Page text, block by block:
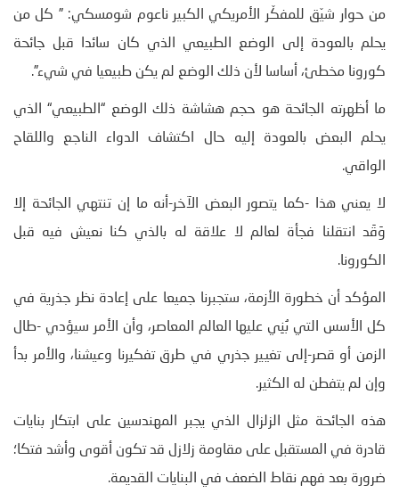
من حوار شيّق للمفكّر الأمريكي الكبير ناعوم شومسكي: ” كل من
يحلم بالعودة إلى الوضع الطبيعي الذي كان سائدا قبل جائحة
كورونا مخطئ، أساسا لأن ذلك الوضع لم يكن طبيعيا في شيء”.
ما أظهرته الجائحة هو حجم هشاشة ذلك الوضع “الطبيعي“ الذي
يحلم البعض بالعودة إليه حال اكتشاف الدواء الناجع واللقاح
الواقي.
لا يعني هذا -كما يتصور البعض الآخر-أنه ما إن تنتهي الجائحة إلا
وَقَد انتقلنا فجأة لعالم لا علاقة له بالذي كنا نعيش فيه قبل
الكورونا.
المؤكد أن خطورة الأزمة، ستجبرنا جميعا على إعادة نظر جذرية في
كل الأسس التي بُنِي عليها العالم المعاصر، وأن الأمر سيؤدي -طال
الزمن أو قصر-إلى تغيير جذري في طرق تفكيرنا وعيشنا، والأمر بدأ
وإن لم يتفطن له الكثير.
هذه الجائحة مثل الزلزال الذي يجبر المهندسين على ابتكار بنايات
قادرة في المستقبل على مقاومة زلازل قد تكون أقوى وأشد فتكا؛
ضرورة بعد فهم نقاط الضعف في البنايات القديمة.